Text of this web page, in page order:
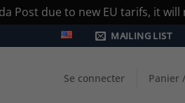
Post due to new EU tarifs, it will
MAILING LIST
Se connecter Panier /